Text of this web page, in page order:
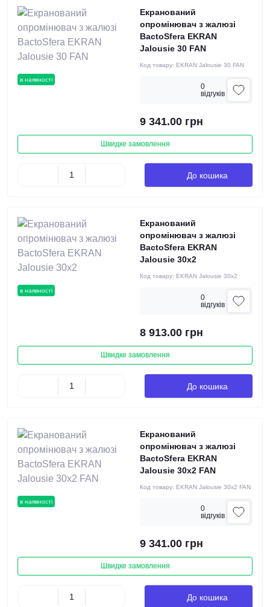
в наявності
Екранований
опромінювач з жалюзі
BactoSfera EKRAN
Jalousie 30 FAN
Код товару: EKRAN Jalousie 30 FAN
0
вiдгукiв
9 341.00 грн
Швидке замовлення
До кошика
в наявності
Екранований
опромінювач з жалюзі
BactoSfera EKRAN
Jalousie 30х2
Код товару: EKRAN Jalousie 30х2
0
вiдгукiв
8 913.00 грн
Швидке замовлення
До кошика
в наявності
Екранований
опромінювач з жалюзі
BactoSfera EKRAN
Jalousie 30х2 FAN
Код товару: EKRAN Jalousie 30х2 FAN
0
вiдгукiв
9 341.00 грн
Швидке замовлення
До кошика